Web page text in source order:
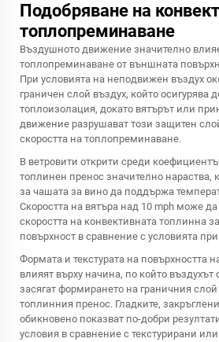
Подобряване на
топлопреминаване
Въздушното движение значително
топлопреминаване от външната
При условията на неподвижен въздух
граничен слой въздух, който осигурява
топлоизолация, докато вятърът или
движение разрушават този защитен
скоростта на топлопреминаване.
В ветровити открити среди
топлинен пренос значително нараства,
за чашата за вино да поддържа
Скоростта на вятъра над 10 mph може
скоростта на конвективната топлинна
повърхност в сравнение с условията
Формата и текстурата на повърхността
влияят върху начина, по който
засягат формирането на граничния слой
топлинния пренос. Гладките,
обикновено показват по-добри
условия в сравнение с текстурирани